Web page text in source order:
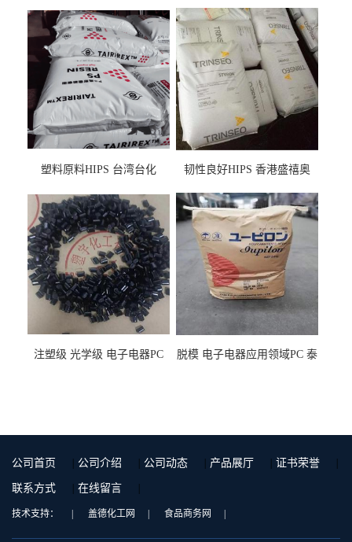
塑料原料HIPS 台湾台化
用料
韧性良好HIPS 香港盛禧奥
注塑级 光学级 电子电器PC
脱模 电子电器应用领域PC 泰
公司首页 公司介绍 公司动态 产品展厅 证书荣誉
联系方式 在线留言
技术支持： 盖德化工网 食品商务网